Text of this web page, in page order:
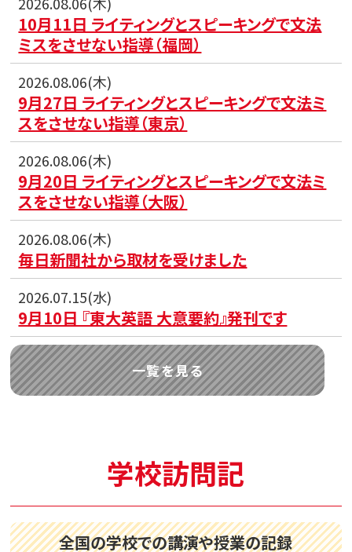
10月11日 ライティングとスピーキングで文法
ミスをさせない指導（福岡）
2026.08.06(木)
9月27日 ライティングとスピーキングで文法ミ
スをさせない指導（東京）
2026.08.06(木)
9月20日 ライティングとスピーキングで文法ミ
スをさせない指導（大阪）
2026.08.06(木)
毎日新聞社から取材を受けました
2026.07.15(水)
9月10日 『東大英語 大意要約』発刊です
一覧を見る
学校訪問記
全国の学校での講演や授業の記録